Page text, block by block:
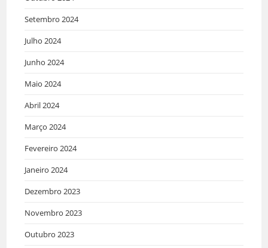
Setembro 2024
Julho 2024
Junho 2024
Maio 2024
Abril 2024
Março 2024
Fevereiro 2024
Janeiro 2024
Dezembro 2023
Novembro 2023
Outubro 2023